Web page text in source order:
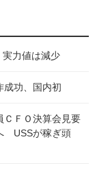
力値は減少
功、国内初
ＣＦＯ決算会見要
USSが稼ぎ頭